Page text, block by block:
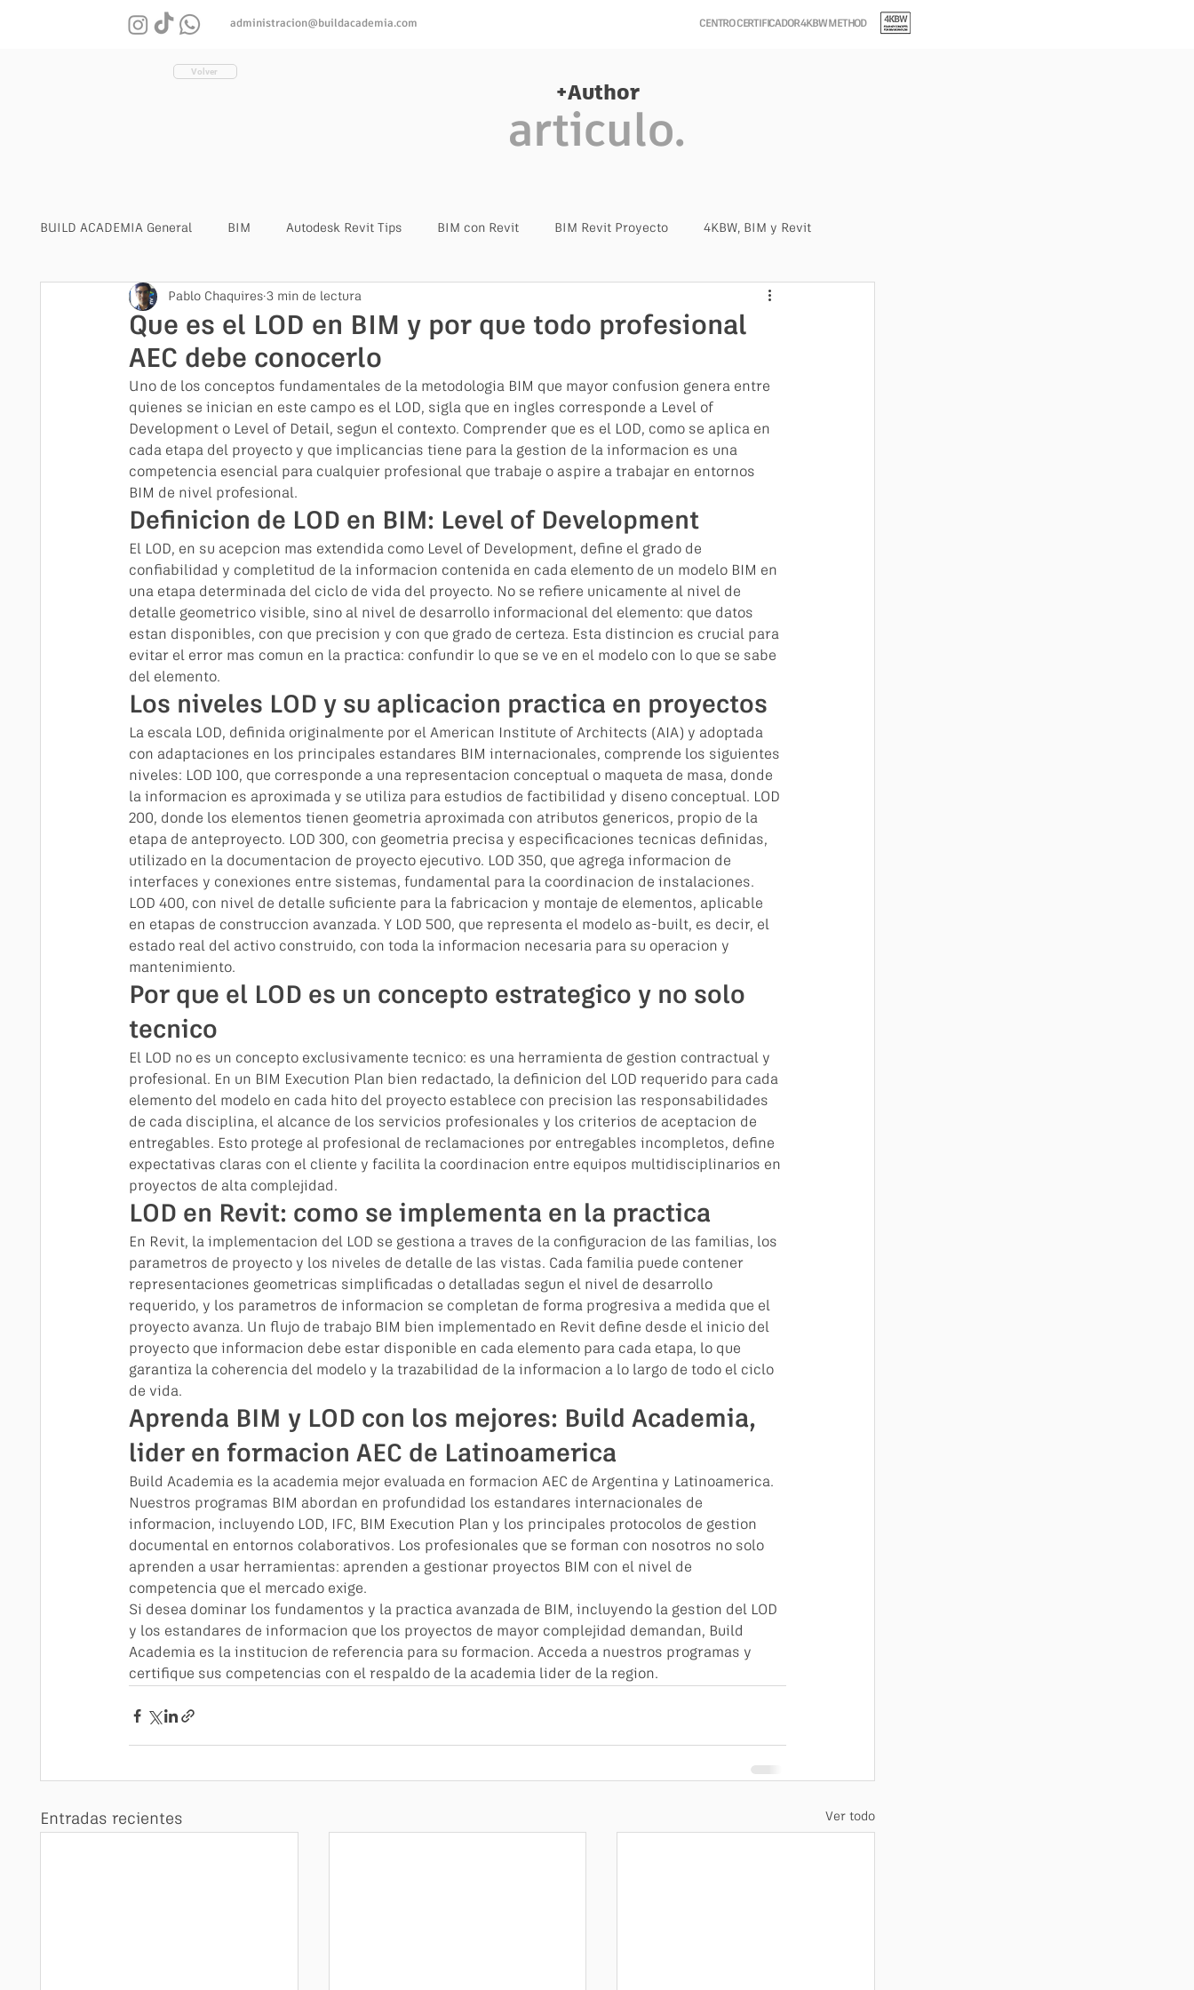
administracion@buildacademia.com CENTRO CERTIFICADOR 4KBW METHOD
Volver
+Author
articulo.
BUILD ACADEMIA General BIM Autodesk Revit Tips BIM con Revit BIM Revit Proyecto 4KBW, BIM y Revit
Critica General
Que es el LOD en BIM y por que todo profesional
AEC debe conocerlo
Pablo Chaquires 3 min de lectura
Uno de los conceptos fundamentales de la metodologia BIM que mayor confusion genera entre
quienes se inician en este campo es el LOD, sigla que en ingles corresponde a Level of
Development o Level of Detail, segun el contexto. Comprender que es el LOD, como se aplica en
cada etapa del proyecto y que implicancias tiene para la gestion de la informacion es una
competencia esencial para cualquier profesional que trabaje o aspire a trabajar en entornos
BIM de nivel profesional.
Definicion de LOD en BIM: Level of Development
El LOD, en su acepcion mas extendida como Level of Development, define el grado de
confiabilidad y completitud de la informacion contenida en cada elemento de un modelo BIM en
una etapa determinada del ciclo de vida del proyecto. No se refiere unicamente al nivel de
detalle geometrico visible, sino al nivel de desarrollo informacional del elemento: que datos
estan disponibles, con que precision y con que grado de certeza. Esta distincion es crucial para
evitar el error mas comun en la practica: confundir lo que se ve en el modelo con lo que se sabe
del elemento.
Los niveles LOD y su aplicacion practica en proyectos
La escala LOD, definida originalmente por el American Institute of Architects (AIA) y adoptada
con adaptaciones en los principales estandares BIM internacionales, comprende los siguientes
niveles: LOD 100, que corresponde a una representacion conceptual o maqueta de masa, donde
la informacion es aproximada y se utiliza para estudios de factibilidad y diseno conceptual. LOD
200, donde los elementos tienen geometria aproximada con atributos genericos, propio de la
etapa de anteproyecto. LOD 300, con geometria precisa y especificaciones tecnicas definidas,
utilizado en la documentacion de proyecto ejecutivo. LOD 350, que agrega informacion de
interfaces y conexiones entre sistemas, fundamental para la coordinacion de instalaciones.
LOD 400, con nivel de detalle suficiente para la fabricacion y montaje de elementos, aplicable
en etapas de construccion avanzada. Y LOD 500, que representa el modelo as-built, es decir, el
estado real del activo construido, con toda la informacion necesaria para su operacion y
mantenimiento.
Por que el LOD es un concepto estrategico y no solo
tecnico
El LOD no es un concepto exclusivamente tecnico: es una herramienta de gestion contractual y
profesional. En un BIM Execution Plan bien redactado, la definicion del LOD requerido para cada
elemento del modelo en cada hito del proyecto establece con precision las responsabilidades
de cada disciplina, el alcance de los servicios profesionales y los criterios de aceptacion de
entregables. Esto protege al profesional de reclamaciones por entregables incompletos, define
expectativas claras con el cliente y facilita la coordinacion entre equipos multidisciplinarios en
proyectos de alta complejidad.
LOD en Revit: como se implementa en la practica
En Revit, la implementacion del LOD se gestiona a traves de la configuracion de las familias, los
parametros de proyecto y los niveles de detalle de las vistas. Cada familia puede contener
representaciones geometricas simplificadas o detalladas segun el nivel de desarrollo
requerido, y los parametros de informacion se completan de forma progresiva a medida que el
proyecto avanza. Un flujo de trabajo BIM bien implementado en Revit define desde el inicio del
proyecto que informacion debe estar disponible en cada elemento para cada etapa, lo que
garantiza la coherencia del modelo y la trazabilidad de la informacion a lo largo de todo el ciclo
de vida.
Aprenda BIM y LOD con los mejores: Build Academia,
lider en formacion AEC de Latinoamerica
Build Academia es la academia mejor evaluada en formacion AEC de Argentina y Latinoamerica.
Nuestros programas BIM abordan en profundidad los estandares internacionales de
informacion, incluyendo LOD, IFC, BIM Execution Plan y los principales protocolos de gestion
documental en entornos colaborativos. Los profesionales que se forman con nosotros no solo
aprenden a usar herramientas: aprenden a gestionar proyectos BIM con el nivel de
competencia que el mercado exige.
Si desea dominar los fundamentos y la practica avanzada de BIM, incluyendo la gestion del LOD
y los estandares de informacion que los proyectos de mayor complejidad demandan, Build
Academia es la institucion de referencia para su formacion. Acceda a nuestros programas y
certifique sus competencias con el respaldo de la academia lider de la region.
Entradas recientes Ver todo